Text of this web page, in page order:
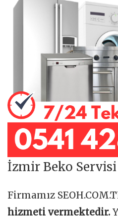
İzmir Beko Servisi
Firmamız
hizmeti vermektedir.